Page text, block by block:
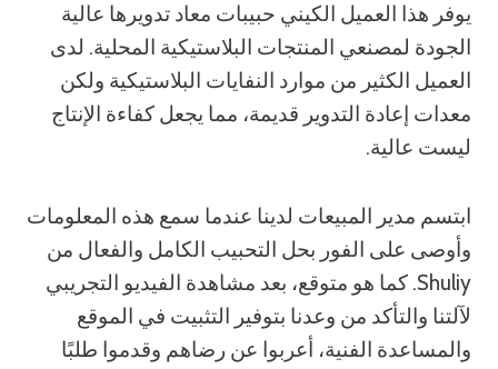
يوفر هذا العميل الكيني حبيبات معاد تدويرها عالية
الجودة لمصنعي المنتجات البلاستيكية المحلية. لدى
العميل الكثير من موارد النفايات البلاستيكية ولكن
معدات إعادة التدوير قديمة، مما يجعل كفاءة الإنتاج
ليست عالية.
ابتسم مدير المبيعات لدينا عندما سمع هذه المعلومات
وأوصى على الفور بحل التحبيب الكامل والفعال من
Shuliy. كما هو متوقع، بعد مشاهدة الفيديو التجريبي
لآلتنا والتأكد من وعدنا بتوفير التثبيت في الموقع
والمساعدة الفنية، أعربوا عن رضاهم وقدموا طلبًا